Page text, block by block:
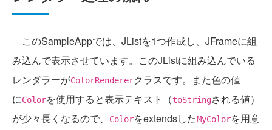
このSampleAppでは、JListを1つ作成し、JFrameに組
み込んで表示させています。このJListに組み込んでいる
レンダラーがColorRendererクラスです。また色の値
にColorを使用すると表示テキスト（toStringされる値）
が少々長くなるので、
ColorをextendsしたMyColorを用意